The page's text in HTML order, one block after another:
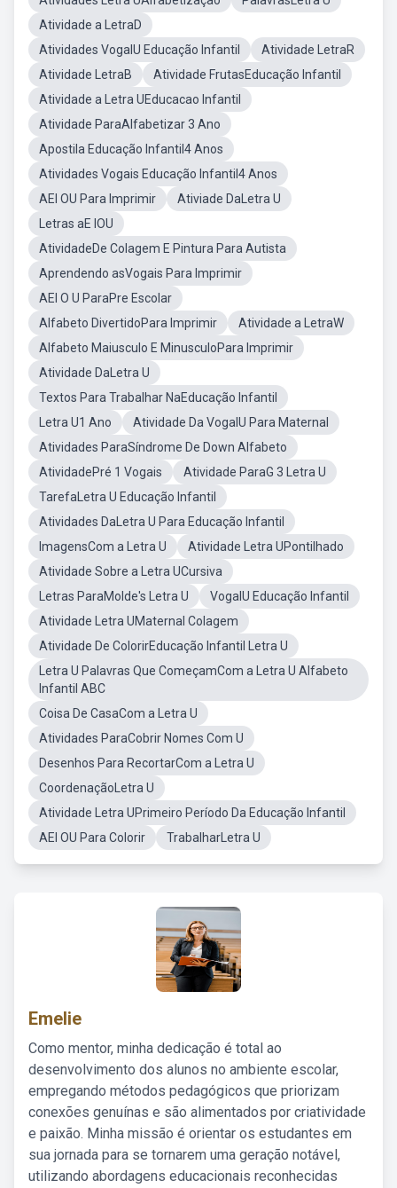
Atividade a LetraD
Atividades VogalU Educação Infantil
Atividade LetraR
Atividade LetraB
Atividade FrutasEducação Infantil
Atividade a Letra UEducacao Infantil
Atividade ParaAlfabetizar 3 Ano
Apostila Educação Infantil4 Anos
Atividades Vogais Educação Infantil4 Anos
AEI OU Para Imprimir
Ativiade DaLetra U
Letras aE IOU
AtividadeDe Colagem E Pintura Para Autista
Aprendendo asVogais Para Imprimir
AEI O U ParaPre Escolar
Alfabeto DivertidoPara Imprimir
Atividade a LetraW
Alfabeto Maiusculo E MinusculoPara Imprimir
Atividade DaLetra U
Textos Para Trabalhar NaEducação Infantil
Letra U1 Ano
Atividade Da VogalU Para Maternal
Atividades ParaSíndrome De Down Alfabeto
AtividadePré 1 Vogais
Atividade ParaG 3 Letra U
TarefaLetra U Educação Infantil
Atividades DaLetra U Para Educação Infantil
ImagensCom a Letra U
Atividade Letra UPontilhado
Atividade Sobre a Letra UCursiva
Letras ParaMolde's Letra U
VogalU Educação Infantil
Atividade Letra UMaternal Colagem
Atividade De ColorirEducação Infantil Letra U
Letra U Palavras Que ComeçamCom a Letra U Alfabeto
Infantil ABC
Coisa De CasaCom a Letra U
Atividades ParaCobrir Nomes Com U
Desenhos Para RecortarCom a Letra U
CoordenaçãoLetra U
Atividade Letra UPrimeiro Período Da Educação Infantil
AEI OU Para Colorir
TrabalharLetra U
Emelie
Como mentor, minha dedicação é total ao
desenvolvimento dos alunos no ambiente escolar,
empregando métodos pedagógicos que priorizam
conexões genuínas e são alimentados por criatividade
e paixão. Minha missão é orientar os estudantes em
sua jornada para se tornarem uma geração notável,
utilizando abordagens educacionais reconhecidas